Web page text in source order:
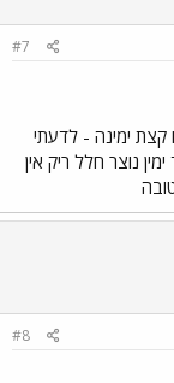
#7
קצת ימינה - לדעתי
נוצר חלל ריק אין
#8